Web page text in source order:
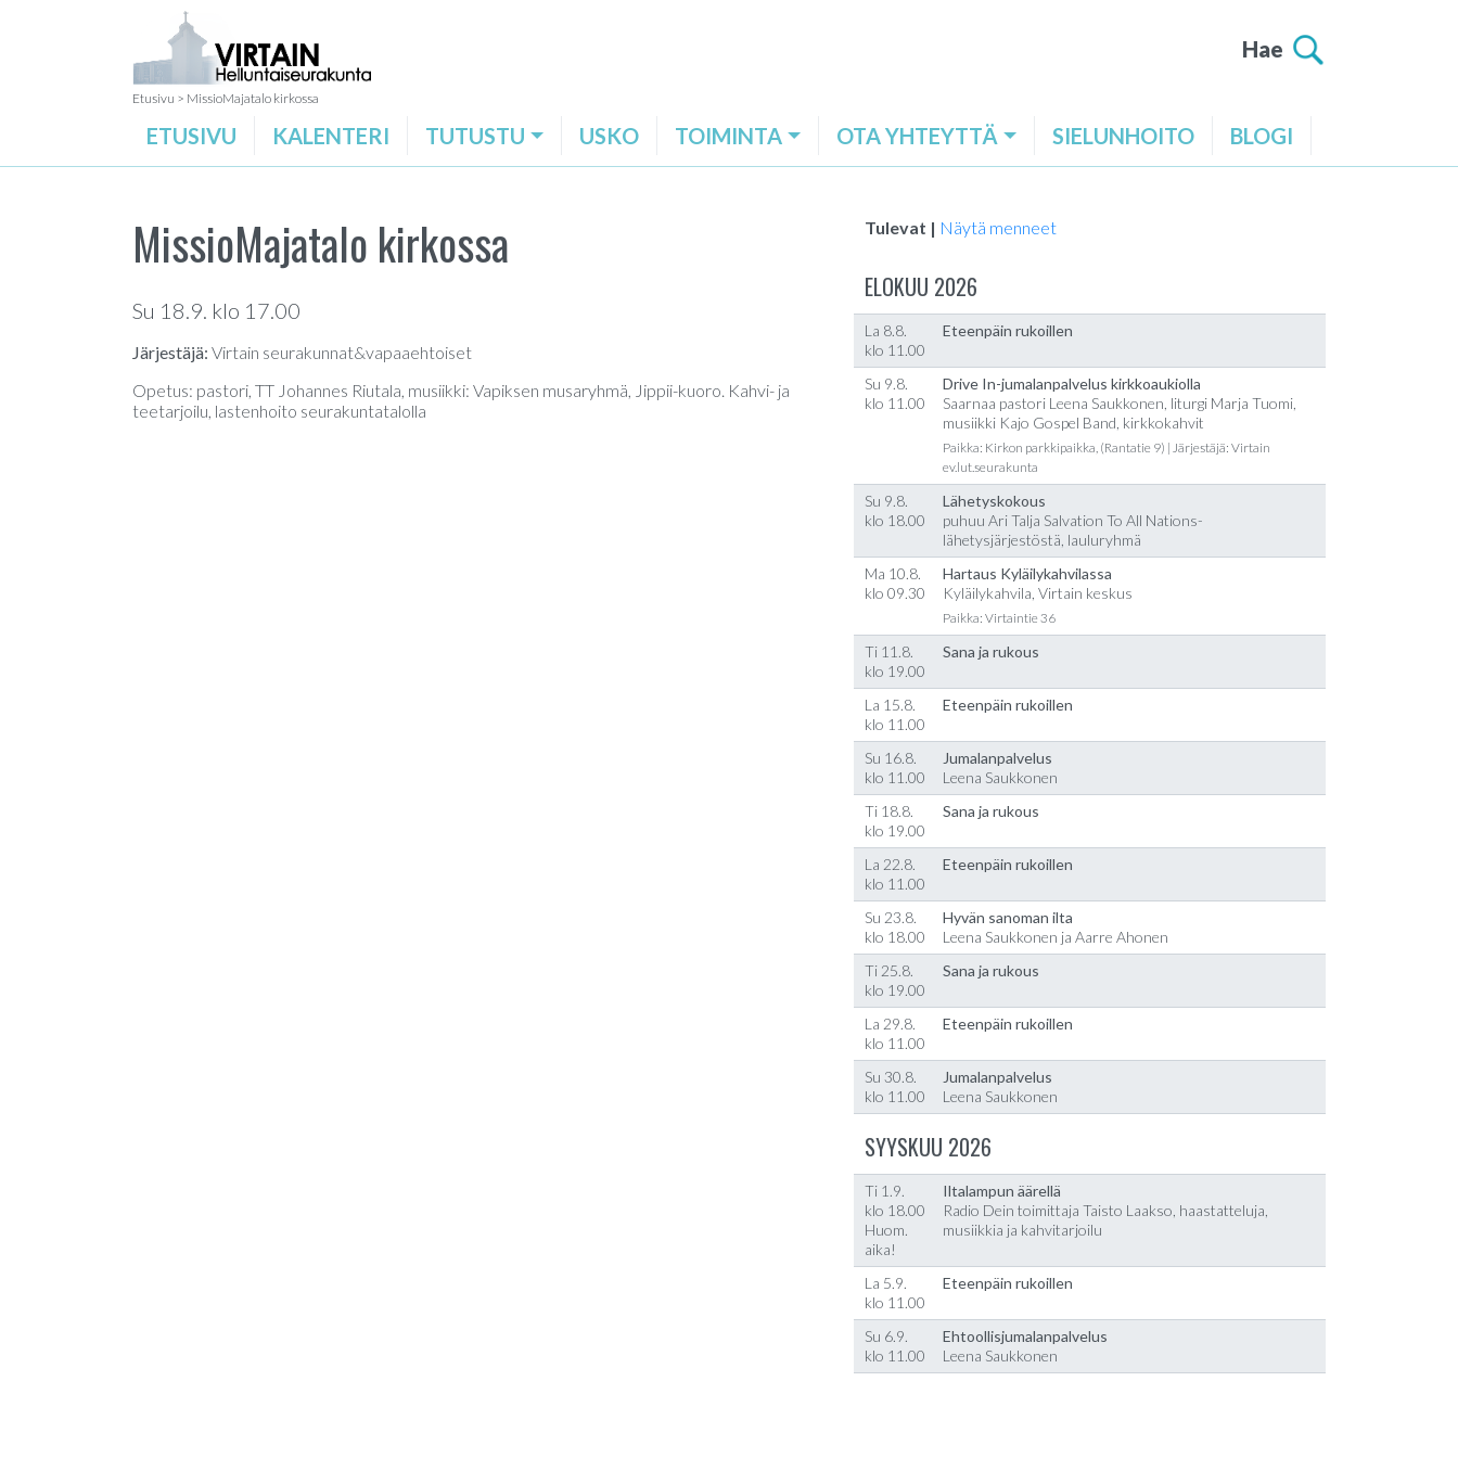
Hae
Etusivu > MissioMajatalo kirkossa
ETUSIVU KALENTERI TUTUSTU USKO TOIMINTA OTA YHTEYTTÄ SIELUNHOITO BLOGI
MissioMajatalo kirkossa
Su 18.9. klo 17.00
Järjestäjä: Virtain seurakunnat&vapaaehtoiset
Opetus: pastori, TT Johannes Riutala, musiikki: Vapiksen musaryhmä, Jippii-kuoro. Kahvi- ja
teetarjoilu, lastenhoito seurakuntatalolla
Tulevat | Näytä menneet
ELOKUU 2026
La 8.8.
klo 11.00
Eteenpäin rukoillen
Su 9.8.
klo 11.00
Drive In-jumalanpalvelus kirkkoaukiolla
Saarnaa pastori Leena Saukkonen, liturgi Marja Tuomi,
musiikki Kajo Gospel Band, kirkkokahvit
Paikka: Kirkon parkkipaikka, (Rantatie 9) | Järjestäjä: Virtain
ev.lut.seurakunta
Su 9.8.
klo 18.00
Lähetyskokous
puhuu Ari Talja Salvation To All Nations-
lähetysjärjestöstä, lauluryhmä
Ma 10.8.
klo 09.30
Hartaus Kyläilykahvilassa
Kyläilykahvila, Virtain keskus
Paikka: Virtaintie 36
Ti 11.8.
klo 19.00
Sana ja rukous
La 15.8.
klo 11.00
Eteenpäin rukoillen
Su 16.8.
klo 11.00
Jumalanpalvelus
Leena Saukkonen
Ti 18.8.
klo 19.00
Sana ja rukous
La 22.8.
klo 11.00
Eteenpäin rukoillen
Su 23.8.
klo 18.00
Hyvän sanoman ilta
Leena Saukkonen ja Aarre Ahonen
Ti 25.8.
klo 19.00
Sana ja rukous
La 29.8.
klo 11.00
Eteenpäin rukoillen
Su 30.8.
klo 11.00
Jumalanpalvelus
Leena Saukkonen
SYYSKUU 2026
Ti 1.9.
klo 18.00
Huom.
aika!
Iltalampun äärellä
Radio Dein toimittaja Taisto Laakso, haastatteluja,
musiikkia ja kahvitarjoilu
La 5.9.
klo 11.00
Eteenpäin rukoillen
Su 6.9.
klo 11.00
Ehtoollisjumalanpalvelus
Leena Saukkonen